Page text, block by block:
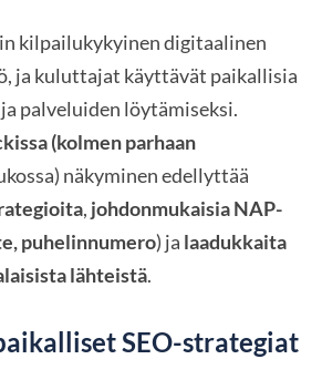
kilpailukykyinen digitaalinen
ja kuluttajat käyttävät paikallisia
palveluiden löytämiseksi.
(kolmen parhaan
näkyminen edellyttää
, johdonmukaisia NAP-
puhelinnumero) ja laadukkaita
lähteistä.
SEO-strategiat